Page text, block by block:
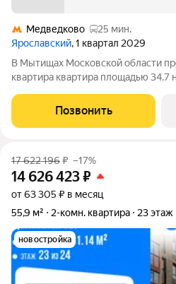
Медведково
25 мин.
Ярославский, 1 квартал 2029
В Мытищах Московской области
квартира квартира площадью 34.7
Удобное расположение 15 минут
до платформы Мытищи и 20
Позвонить
17 622 196₽ –17%
14 626 423₽
от 63 305 ₽ в месяц
55,9 м²
2-комн. квартира 23 этаж
новостройка